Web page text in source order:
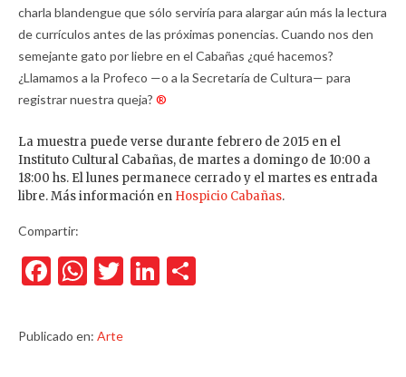
charla blandengue que sólo serviría para alargar aún más la lectura
de currículos antes de las próximas ponencias. Cuando nos den
semejante gato por liebre en el Cabañas ¿qué hacemos?
¿Llamamos a la Profeco —o a la Secretaría de Cultura— para
registrar nuestra queja? ®
La muestra puede verse durante febrero de 2015 en el
Instituto Cultural Cabañas, de martes a domingo de 10:00 a
18:00 hs. El lunes permanece cerrado y el martes es entrada
libre. Más información en Hospicio Cabañas.
Compartir:
Facebook
WhatsApp
TwitterLinkedIn
Publicado en: Arte